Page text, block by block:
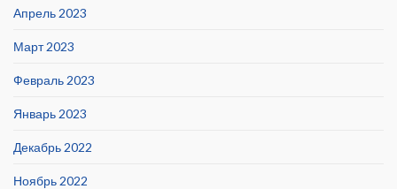
Апрель 2023
Март 2023
Февраль 2023
Январь 2023
Декабрь 2022
Ноябрь 2022